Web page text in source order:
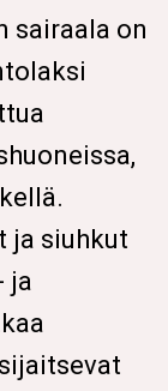
sairaala on
ja siuhkut
ja